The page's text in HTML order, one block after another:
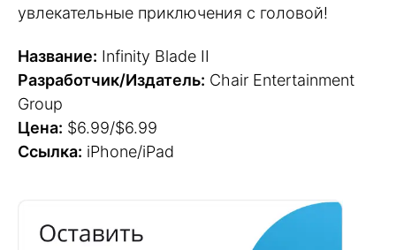
увлекательные приключения с головой!
Название: Infinity Blade II
Разработчик/Издатель: Chair Entertainment
Group
Цена: $6.99/$6.99
Ссылка: iPhone/iPad